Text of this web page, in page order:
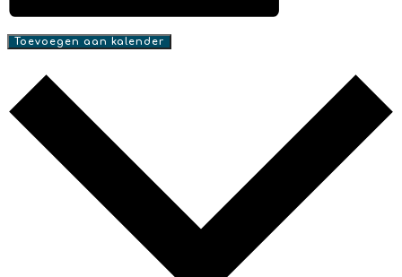
Toevoegen aan kalender